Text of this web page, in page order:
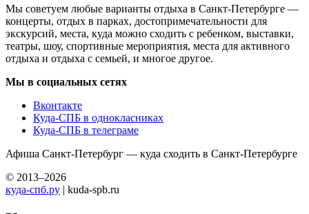
Мы советуем любые варианты отдыха в Санкт-Петербурге —
концерты, отдых в парках, достопримечательности для
экскурсий, места, куда можно сходить с ребенком, выставки,
театры, шоу, спортивные мероприятия, места для активного
отдыха и отдыха с семьей, и многое другое.
Мы в социальных сетях
Вконтакте
Куда-СПБ в однокласниках
Куда-СПБ в телеграме
Афиша Санкт-Петербург — куда сходить в Санкт-Петербурге
© 2013–2026
куда-спб.ру | kuda-spb.ru